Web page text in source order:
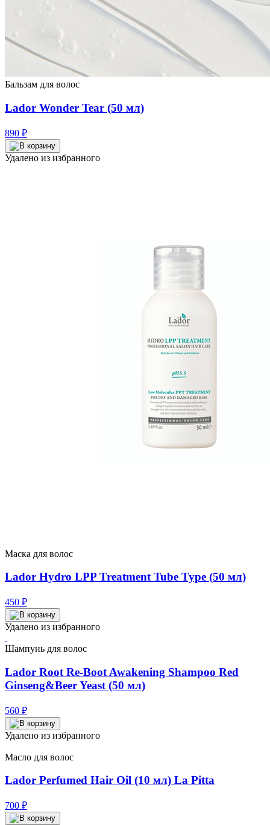
Бальзам для волос
Lador Wonder Tear (50 мл)
890 ₽
Удалено из избранного
Маска для волос
Lador Hydro LPP Treatment Tube Type (50 мл)
450 ₽
Удалено из избранного
Шампунь для волос
Lador Root Re-Boot Awakening Shampoo Red
Ginseng&Beer Yeast (50 мл)
560 ₽
Удалено из избранного
Масло для волос
Lador Perfumed Hair Oil (10 мл) La Pitta
700 ₽